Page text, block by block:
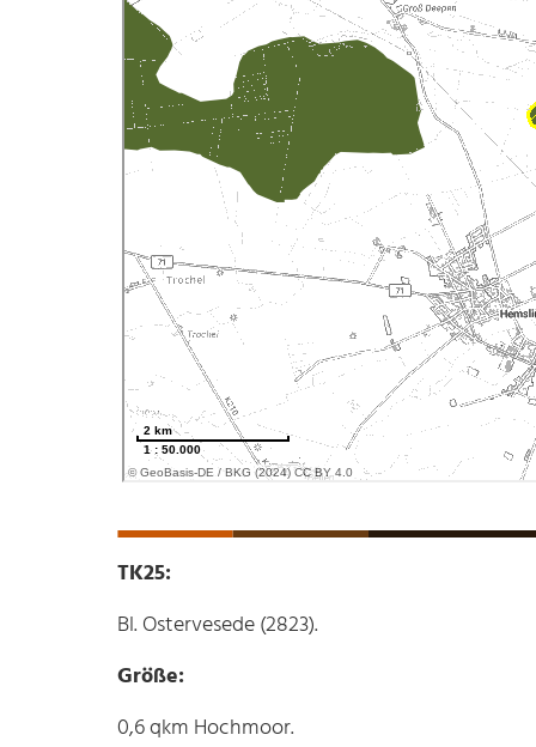
TK25:
Bl. Ostervesede (2823).
Größe:
0,6 qkm Hochmoor.